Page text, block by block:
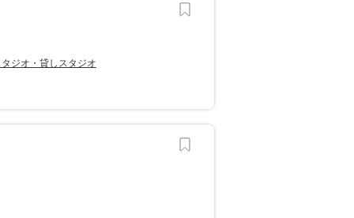
ジオ・貸しスタジオ